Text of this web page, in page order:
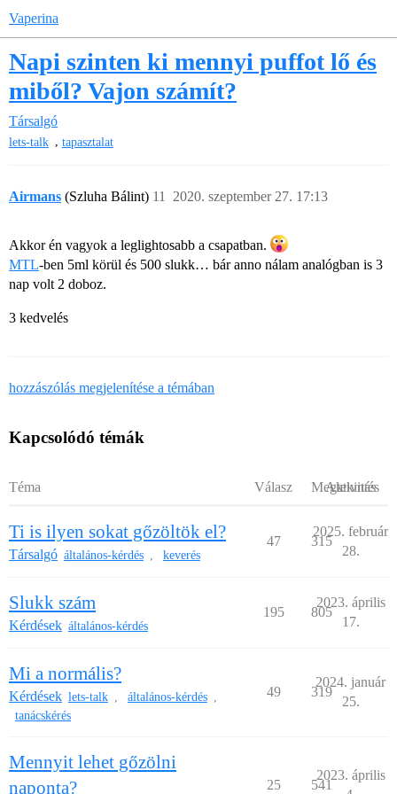
Vaperina
Napi szinten ki mennyi puffot lő és
miből? Vajon számít?
Társalgó
lets-talk , tapasztalat
Airmans (Szluha Bálint) 2020. szeptember 27. 17:13
11
Akkor én vagyok a leglightosabb a csapatban.
MTL-ben 5ml körül és 500 slukk… bár anno nálam analógban is 3
nap volt 2 doboz.
3 kedvelés
hozzászólás megjelenítése a témában
Kapcsolódó témák
Téma Válasz Megtekintés
Aktivitás
Ti is ilyen sokat gőzöltök el?
Társalgó általános-kérdés , keverés
47 315
2025. február
28.
Slukk szám
Kérdések általános-kérdés
195 805
2023. április
17.
Mi a normális?
Kérdések lets-talk , általános-kérdés ,
tanácskérés
49 319
2024. január
25.
Mennyit lehet gőzölni
naponta?
25 541
2023. április